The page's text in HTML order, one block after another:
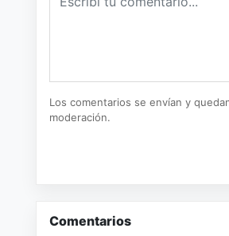
Los comentarios se envían y
moderación.
Comentarios